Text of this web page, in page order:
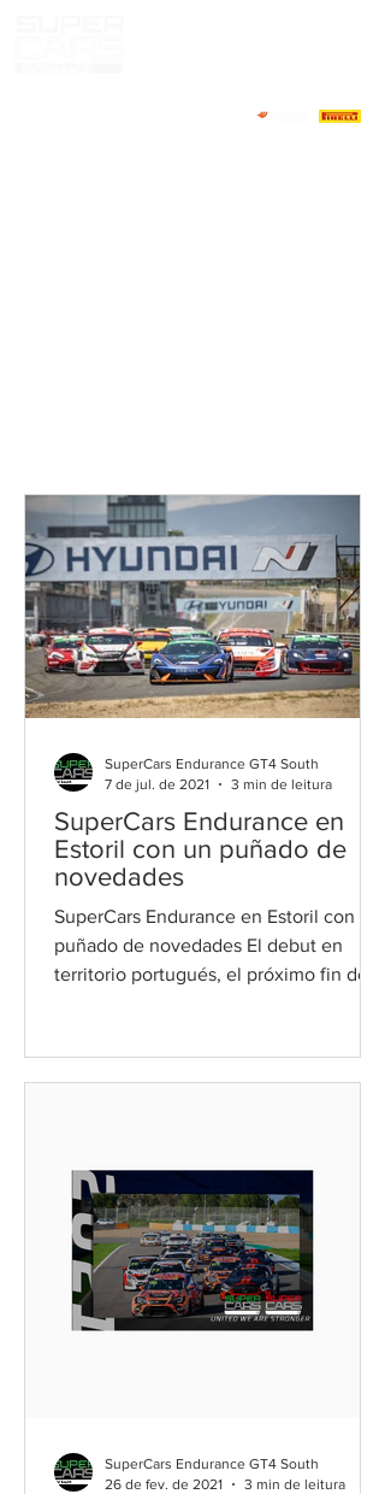
SuperCars Endurance en
Estoril con un puñado de
novedades
SuperCars Endurance en Estoril con un
puñado de novedades El debut en
territorio portugués, el próximo fin de
SuperCars Endurance GT4 South
7 de jul. de 2021
3 min de leitura
SuperCars Endurance GT4 South
26 de fev. de 2021
3 min de leitura